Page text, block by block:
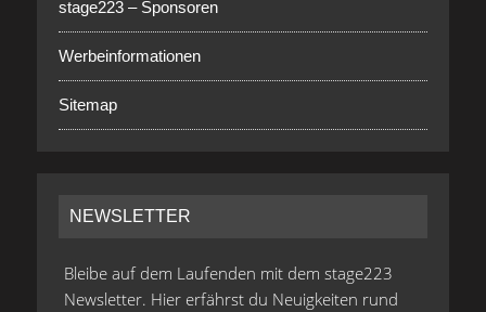
stage223 – Sponsoren
Werbeinformationen
Sitemap
NEWSLETTER
Bleibe auf dem Laufenden mit dem stage223
Newsletter. Hier erfährst du Neuigkeiten rund